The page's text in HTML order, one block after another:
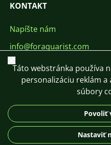
KONTAKT
Napíšte nám
info@foraquarist.com
+420 603 449 602
Zavrieť
Táto webstránka používa
personalizáciu reklám a
súbory
Povoliť
Nastaviť